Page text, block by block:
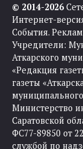
© 2014-2026
Интернет-
События.
Учредители:
Аткарского
«Редакция
газеты
Министерство
Саратовской
ФС77-89850 от
службой по